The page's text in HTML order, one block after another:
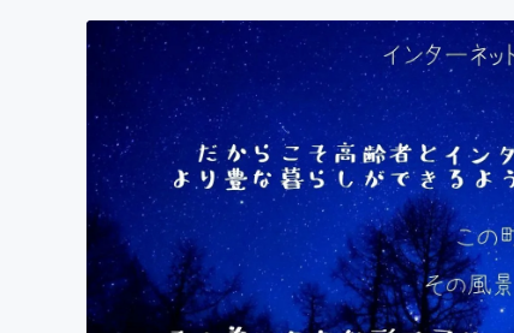
アート・写真
テクノロジー・ガジェット
映像・映画
ビジネス・起業